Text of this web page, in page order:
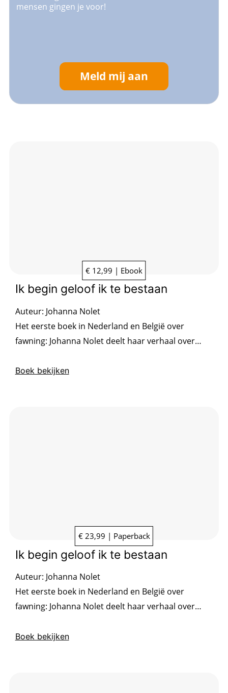
mensen gingen je voor!
Meld mij aan
€ 12,99 | Ebook
Ik begin geloof ik te bestaan
Auteur: Johanna Nolet
Het eerste boek in Nederland en België over
fawning: Johanna Nolet deelt haar verhaal over
verhelderend en bevrijdend.
Boek bekijken
€ 23,99 | Paperback
Ik begin geloof ik te bestaan
Auteur: Johanna Nolet
Het eerste boek in Nederland en België over
fawning: Johanna Nolet deelt haar verhaal over
verhelderend en bevrijdend.
Boek bekijken